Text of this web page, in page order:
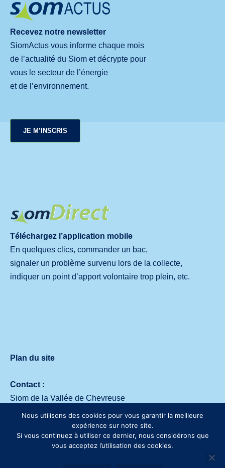
Recevez notre newsletter
SiomActus vous informe chaque mois
de l’actualité du Siom et décrypte pour
vous le secteur de l’énergie
et de l’environnement.
JE M’INSCRIS
Téléchargez l’application mobile
En quelques clics, commander un bac,
signaler un problème survenu lors de la collecte,
indiquer un point d’apport volontaire trop plein, etc.
Plan du site
Contact :
Siom de la Vallée de Chevreuse
Avenue des deux Lacs – 91140 Villejust
01 64 53 30 00
Nous utilisons des cookies pour vous garantir la meilleure
expérience sur notre site.
Si vous continuez à utiliser ce dernier, nous considérons que
vous acceptez l’utilisation des cookies.